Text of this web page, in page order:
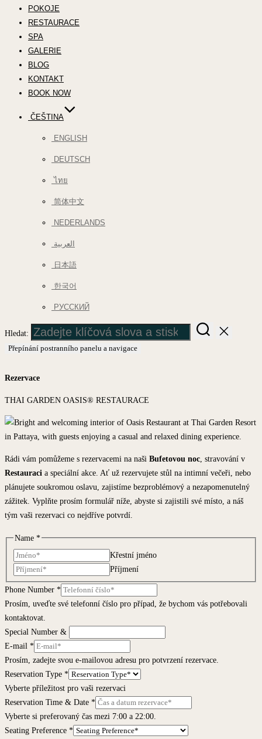
POKOJE
RESTAURACE
SPA
GALERIE
BLOG
KONTAKT
BOOK NOW
ČEŠTINA
ENGLISH
DEUTSCH
ไทย
简体中文
NEDERLANDS
العربية
日本語
한국어
РУССКИЙ
Hledat:
Přepínání postranního panelu a navigace
Rezervace
THAI GARDEN OASIS® RESTAURACE
Rádi vám pomůžeme s rezervacemi na naši Bufetovou noc, stravování v
Restauraci a speciální akce. Ať už rezervujete stůl na intimní večeři, nebo
plánujete soukromou oslavu, zajistíme bezproblémový a nezapomenutelný
zážitek. Vyplňte prosím formulář níže, abyste si zajistili své místo, a náš
tým vaši rezervaci co nejdříve potvrdí.
Name *
Křestní jméno
Příjmení
Phone Number *
Prosím, uveďte své telefonní číslo pro případ, že bychom vás potřebovali
kontaktovat.
Special Number &
E-mail *
Prosím, zadejte svou e-mailovou adresu pro potvrzení rezervace.
Reservation Type *
Vyberte příležitost pro vaši rezervaci
Reservation Time & Date *
Vyberte si preferovaný čas mezi 7:00 a 22:00.
Seating Preference *